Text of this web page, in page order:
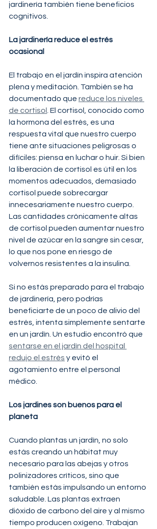
jardinería también tiene beneficios
cognitivos.
La jardinería reduce el estrés
ocasional
El trabajo en el jardín inspira atención
plena y meditación. También se ha
documentado que reduce los niveles
de cortisol . El cortisol, conocido como
la hormona del estrés, es una
respuesta vital que nuestro cuerpo
tiene ante situaciones peligrosas o
difíciles: piensa en luchar o huir. Si bien
la liberación de cortisol es útil en los
momentos adecuados, demasiado
cortisol puede sobrecargar
innecesariamente nuestro cuerpo.
Las cantidades crónicamente altas
de cortisol pueden aumentar nuestro
nivel de azúcar en la sangre sin cesar,
lo que nos pone en riesgo de
volvernos resistentes a la insulina.
Si no estás preparado para el trabajo
de jardinería, pero podrías
beneficiarte de un poco de alivio del
estrés, intenta simplemente sentarte
en un jardín. Un estudio encontró que
sentarse en el jardín del hospital
redujo el estrés y evitó el
agotamiento entre el personal
médico.
Los jardines son buenos para el
planeta
Cuando plantas un jardín, no solo
estás creando un hábitat muy
necesario para las abejas y otros
polinizadores críticos, sino que
también estás impulsando un entorno
saludable. Las plantas extraen
dióxido de carbono del aire y al mismo
tiempo producen oxígeno. Trabajan